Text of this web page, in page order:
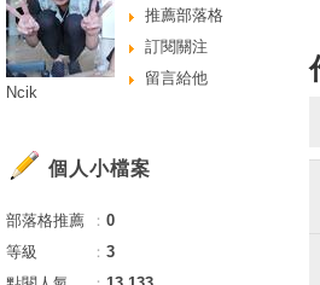
推薦部落格
訂閱關注
留言給他
Ncik
個人小檔案
部落格推薦 ： 0
等級
： 3